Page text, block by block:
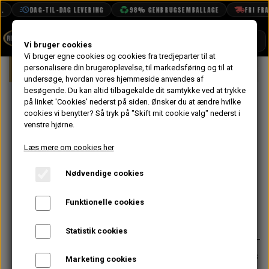
DAG-TIL-DAG LEVERING 98% GENBRUGSEMBALLAGE FRI
BOOK TID
PROJEKTER
TEKNISK DATA
VANDPOLERING
Forside Mini Eksteriør Visker & Vasker
Gear til Visker
grader - Van og
Pick-up ->1980
366,40 kr.
Passer til MK2/3 - MK1 kan ikke fås
Vi bruger cookies
Vi bruger egne cookies og cookies fra tredjeparter til at
personalisere din brugeroplevelse, til markedsføring og til at
undersøge, hvordan vores hjemmeside anvendes af
besøgende. Du kan altid tilbagekalde dit samtykke ved at trykke
på linket 'Cookies' nederst på siden. Ønsker du at ændre hvilke
cookies vi benytter? Så tryk på "Skift mit cookie valg" nederst i
venstre hjørne.
Læs mere om cookies her
Nødvendige cookies
Funktionelle cookies
Statistik cookies
Marketing cookies